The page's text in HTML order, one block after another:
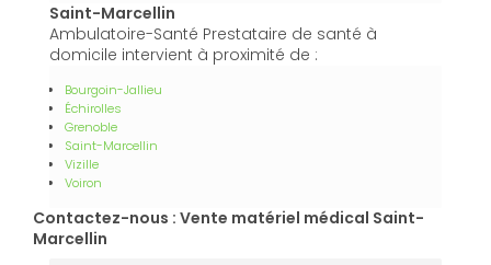
Saint-Marcellin
Ambulatoire-Santé Prestataire de santé à
domicile intervient à proximité de :
Bourgoin-Jallieu
Échirolles
Grenoble
Saint-Marcellin
Vizille
Voiron
Contactez-nous : Vente matériel médical Saint-
Marcellin